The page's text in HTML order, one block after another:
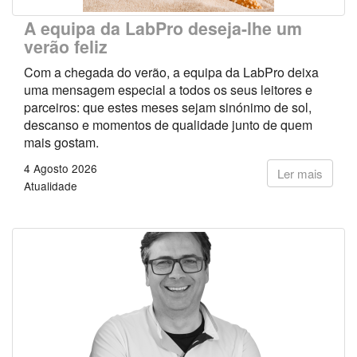
A equipa da LabPro deseja-lhe um
verão feliz
Com a chegada do verão, a equipa da LabPro deixa
uma mensagem especial a todos os seus leitores e
parceiros: que estes meses sejam sinónimo de sol,
descanso e momentos de qualidade junto de quem
mais gostam.
Ler mais
4 Agosto 2026
Atualidade